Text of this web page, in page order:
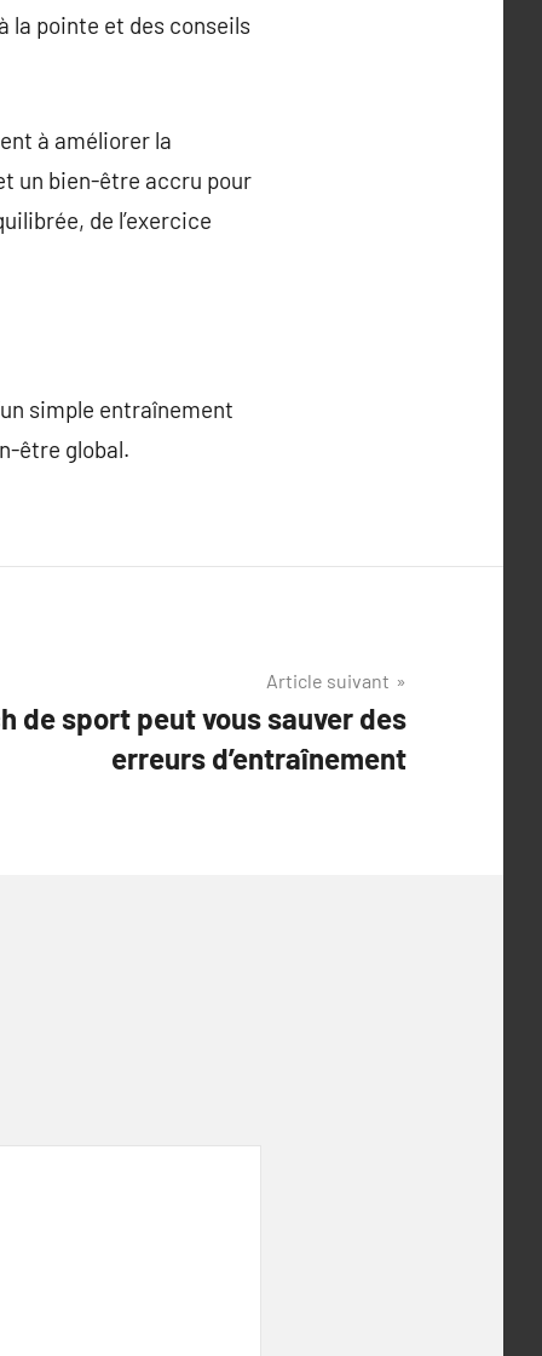
la pointe et des conseils
à améliorer la
un bien-être accru pour
de l’exercice
simple entraînement
être global.
Article suivant
de sport peut vous sauver des
erreurs d’entraînement